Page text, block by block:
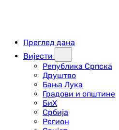
Преглед дана
Вијести
Република Српска
Друштво
Бања Лука
Градови и општине
БиХ
Србија
Регион